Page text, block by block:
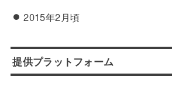
2015年2月頃
提供プラットフォーム